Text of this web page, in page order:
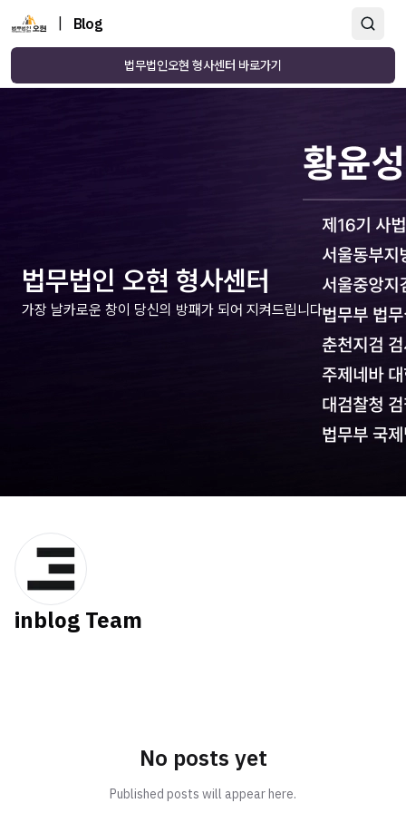
Blog
법무법인오현 형사센터 바로가기
법무법인 오현 형사센터
가장 날카로운 창이 당신의 방패가 되어 지켜드립니다
inblog Team
No posts yet
Published posts will appear here.